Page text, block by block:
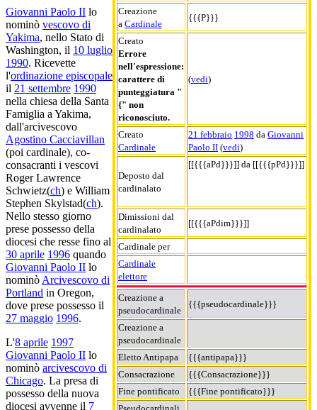
Creazione
a Cardinale
{{{P}}}
Creato
Errore
nell'espressione:
carattere di
punteggiatura "
{" non
riconosciuto.
(vedi)
Creato
Cardinale
21 febbraio 1998 da Giovanni
Paolo II (vedi)
Deposto dal
cardinalato
[[{{{aPd}}}]] da [[{{{pPd}}}]]
Dimissioni dal
cardinalato
[[{{{aPdim}}}]]
Cardinale per
Cardinale
elettore
Creazione a
pseudocardinale
{{{pseudocardinale}}}
Creazione a
pseudocardinale
Eletto Antipapa
{{{antipapa}}}
Consacrazione
{{{Consacrazione}}}
Fine pontificato
{{{Fine pontificato}}}
Giovanni Paolo II lo
nominò vescovo di
Yakima, nello Stato di
Washington, il 10 luglio
1990. Ricevette
l'ordinazione episcopale
il 21 settembre 1990
nella chiesa della Santa
Famiglia a Yakima,
dall'arcivescovo
Agostino Cacciavillan
(poi cardinale), co-
consacranti i vescovi
Roger Lawrence
Schwietz(ch) e William
Stephen Skylstad(ch).
Nello stesso giorno
prese possesso della
diocesi che resse fino al
30 aprile 1996 quando
Giovanni Paolo II lo
nominò Arcivescovo di
Portland in Oregon,
dove prese possesso il
27 maggio 1996.
L'8 aprile 1997
Giovanni Paolo II lo
nominò arcivescovo di
Chicago. La presa di
possesso della nuova
diocesi avvenne il 7